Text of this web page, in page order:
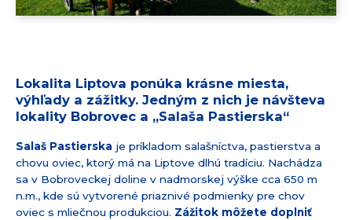
Lokalita Liptova ponúka krásne miesta,
výhľady a zážitky. Jedným z nich je návšteva
lokality Bobrovec a „Salaša Pastierska“
Salaš Pastierska je príkladom salašníctva, pastierstva a
chovu oviec, ktorý má na Liptove dlhú tradíciu. Nachádza
sa v Bobroveckej doline v nadmorskej výške cca 650 m
n.m., kde sú vytvorené priaznivé podmienky pre chov
oviec s mliečnou produkciou. Zážitok môžete doplniť